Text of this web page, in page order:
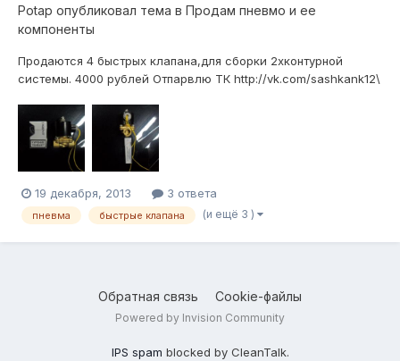
Potap опубликовал тема в Продам пневмо и ее
компоненты
Продаются 4 быстрых клапана,для сборки 2хконтурной
системы. 4000 рублей Отпарвлю ТК http://vk.com/sashkank12\
19 декабря, 2013 3 ответа
пневма быстрые клапана (и ещё 3 )
Обратная связь Cookie-файлы
Powered by Invision Community
IPS spam blocked by CleanTalk.